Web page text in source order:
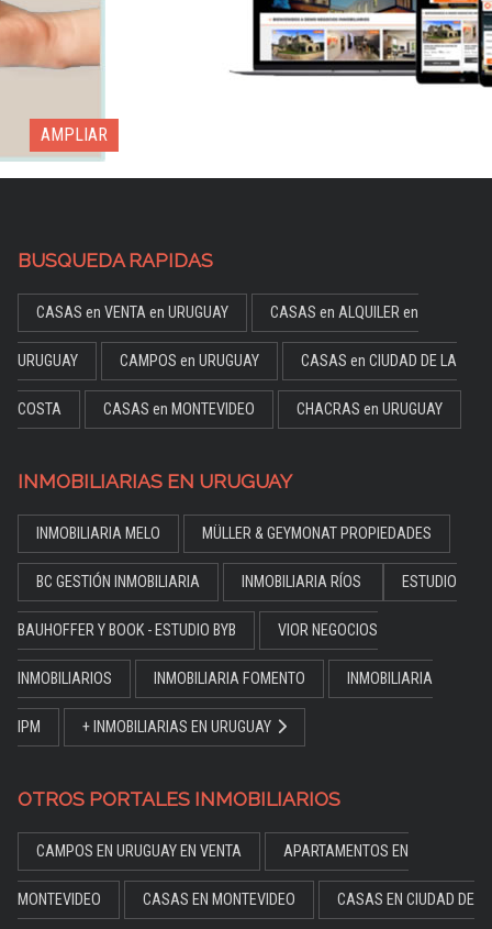
BUSQUEDA RAPIDAS
CASAS en VENTA en URUGUAY CASAS en ALQUILER en
URUGUAY CAMPOS en URUGUAY CASAS en CIUDAD DE LA
COSTA CASAS en MONTEVIDEO CHACRAS en URUGUAY
INMOBILIARIAS EN URUGUAY
INMOBILIARIA MELO MÜLLER & GEYMONAT PROPIEDADES
BC GESTIÓN INMOBILIARIA INMOBILIARIA RÍOS ESTUDIO
BAUHOFFER Y BOOK - ESTUDIO BYB VIOR NEGOCIOS
INMOBILIARIOS INMOBILIARIA FOMENTO INMOBILIARIA
IPM + INMOBILIARIAS EN URUGUAY
OTROS PORTALES INMOBILIARIOS
CAMPOS EN URUGUAY EN VENTA APARTAMENTOS EN
MONTEVIDEO CASAS EN MONTEVIDEO CASAS EN CIUDAD DE